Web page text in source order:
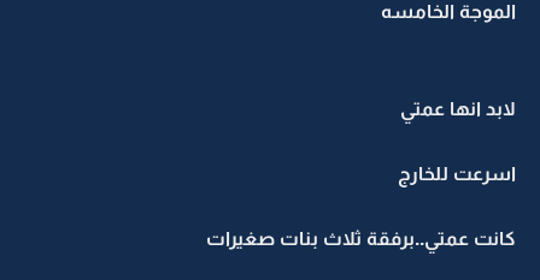
الموجة الخامسه
لابد انها عمتي
اسرعت للخارج
كانت عمتي..برفقة ثلاث بنات صغيرات